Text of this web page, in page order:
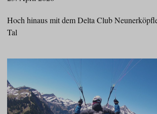
Hoch hinaus mit dem Delta Club
Tal